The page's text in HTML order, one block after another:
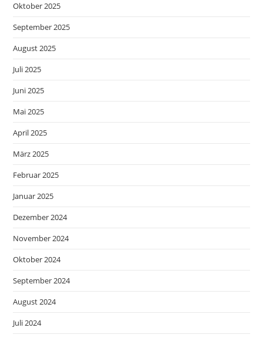
Oktober 2025
September 2025
August 2025
Juli 2025
Juni 2025
Mai 2025
April 2025
März 2025
Februar 2025
Januar 2025
Dezember 2024
November 2024
Oktober 2024
September 2024
August 2024
Juli 2024